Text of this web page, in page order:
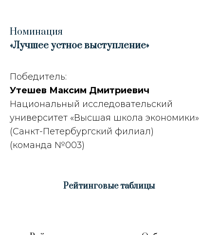
Номинация
«Лучшее устное выступление»
Победитель:
Утешев Максим Дмитриевич
Национальный исследовательский
университет «Высшая школа экономики»
(Санкт-Петербургский филиал)
(команда №003)
Рейтинговые таблицы